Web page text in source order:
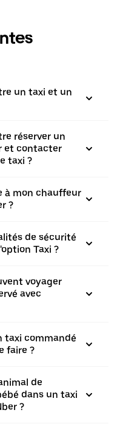
un taxi et un
réserver un
et contacter
taxi ?
à mon chauffeur
?
de sécurité
Taxi ?
voyager
avec
taxi commandé
faire ?
de
dans un taxi
?